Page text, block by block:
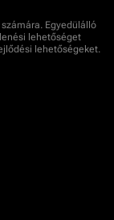
Egyedülálló
lehetőséget
lehetőségeket.